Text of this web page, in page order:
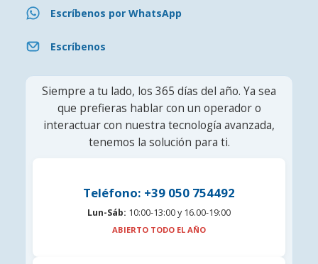
Escríbenos por WhatsApp
Escríbenos
Siempre a tu lado, los 365 días del año. Ya sea
que prefieras hablar con un operador o
interactuar con nuestra tecnología avanzada,
tenemos la solución para ti.
Teléfono: +39 050 754492
Lun-Sáb: 10:00-13:00 y 16.00-19:00
ABIERTO TODO EL AÑO